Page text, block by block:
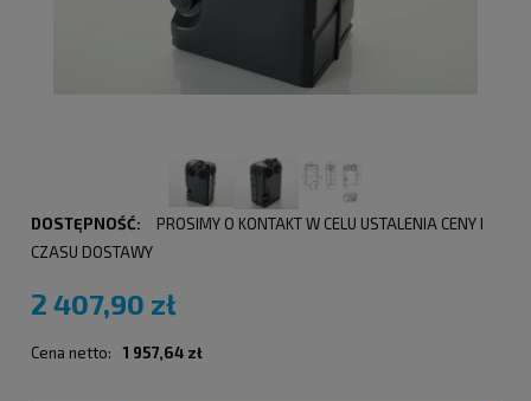
DOSTĘPNOŚĆ:
PROSIMY O KONTAKT W CELU USTALENIA CENY I
CZASU DOSTAWY
2 407,90 zł
Cena netto: 1 957,64 zł